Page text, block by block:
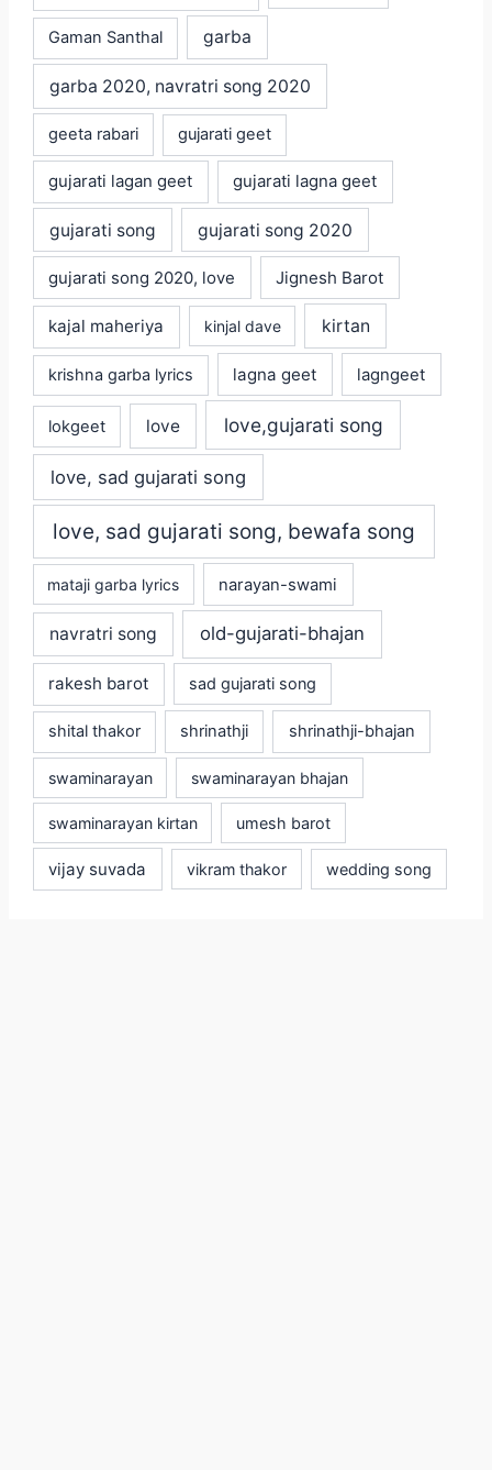
Gaman Santhal garba
garba 2020, navratri song 2020
geeta rabari gujarati geet
gujarati lagan geet gujarati lagna geet
gujarati song gujarati song 2020
gujarati song 2020, love Jignesh Barot
kajal maheriya kinjal dave kirtan
krishna garba lyrics lagna geet lagngeet
lokgeet love love,gujarati song
love, sad gujarati song
love, sad gujarati song, bewafa song
mataji garba lyrics narayan-swami
navratri song old-gujarati-bhajan
rakesh barot sad gujarati song
shital thakor shrinathji shrinathji-bhajan
swaminarayan swaminarayan bhajan
swaminarayan kirtan umesh barot
vijay suvada vikram thakor wedding song